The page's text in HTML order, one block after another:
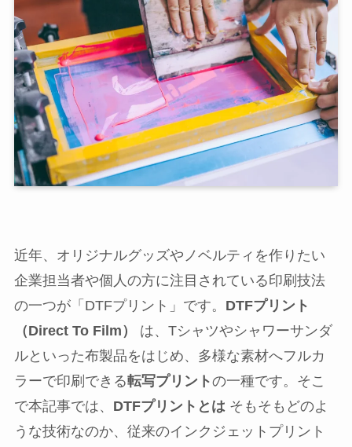
近年、オリジナルグッズやノベルティを作りたい
企業担当者や個人の方に注目されている印刷技法
の一つが「DTFプリント」です。 DTFプリント
（Direct To Film）
は、Tシャツやシャワーサンダ
ルといった布製品をはじめ、多様な素材へフルカ
ラーで印刷できる転写プリントの一種です。そこ
で本記事では、 DTFプリントとは そもそもどのよ
うな技術なのか、従来のインクジェットプリント